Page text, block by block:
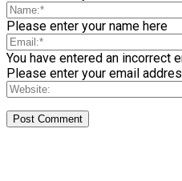
Please enter your name here
You have entered an incorrect
Please enter your email